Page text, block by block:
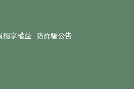
獨享權益 防詐騙公告